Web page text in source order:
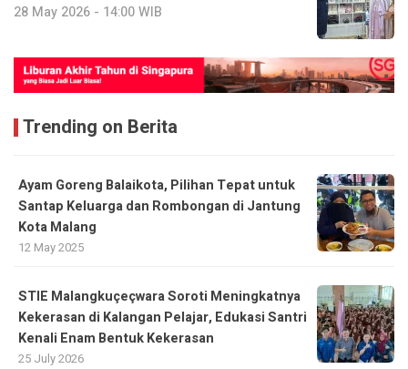
28 May 2026 - 14:00 WIB
Trending on Berita
Ayam Goreng Balaikota, Pilihan Tepat untuk
Santap Keluarga dan Rombongan di Jantung
Kota Malang
12 May 2025
STIE Malangkuçeçwara Soroti Meningkatnya
Kekerasan di Kalangan Pelajar, Edukasi Santri
Kenali Enam Bentuk Kekerasan
25 July 2026